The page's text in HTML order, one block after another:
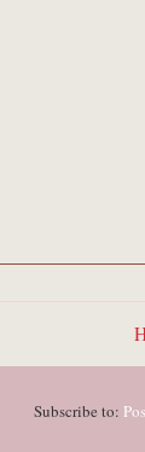
Subscribe to: